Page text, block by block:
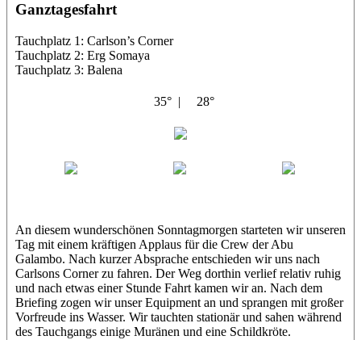
Ganztagesfahrt
Tauchplatz 1: Carlson’s Corner
Tauchplatz 2: Erg Somaya
Tauchplatz 3: Balena
35° | 28°
An diesem wunderschönen Sonntagmorgen starteten wir unseren
Tag mit einem kräftigen Applaus für die Crew der Abu
Galambo. Nach kurzer Absprache entschieden wir uns nach
Carlsons Corner zu fahren. Der Weg dorthin verlief relativ ruhig
und nach etwas einer Stunde Fahrt kamen wir an. Nach dem
Briefing zogen wir unser Equipment an und sprangen mit großer
Vorfreude ins Wasser. Wir tauchten stationär und sahen während
des Tauchgangs einige Muränen und eine Schildkröte.